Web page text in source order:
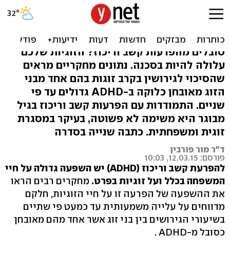
הבעיות בלהיות נשוי לאדם
עם הפרעת קשב וריכוז
סובלים מהפרעות קשב וריכוז? הזוגיות שלכם
עלולה להיות בסכנה. נתונים מחקריים מראים
שהסיכוי לגירושין בקרב זוגות בהם אחד מבני
הזוג מאובחן כלוקה ב-ADHD גדולים עד פי
שניים. התמודדות עם הפרעות קשב וריכוז בגיל
מבוגר היא משימה לא פשוטה, בעיקר במסגרת
זוגית ומשפחתית. כתבה שנייה בסדרה
ד"ר מור פורבין
פורסם: 12.03.15, 10:03
להפרעת קשב וריכוז (ADHD) יש השפעה גדולה על חיי
המשפחה בכלל ועל זוגיות בפרט. מחקרים רבים הראו
את ההשפעה של הפרעה זו על חיי הזוגיות, חלקם
מדווחים על עלייה משמעותית עד כמעט פי שתיים
בשיעורי הגירושים בין בני זוג אשר אחד מהם מאובחן
כסובל מ-ADHD .